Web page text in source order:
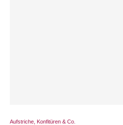
Aufstriche, Konfitüren & Co.